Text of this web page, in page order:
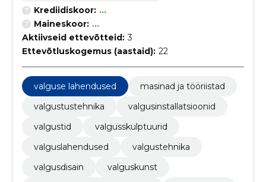
Krediidiskoor: ...
Maineskoor: ...
Aktiivseid ettevõtteid: 3
Ettevõtluskogemus (aastaid): 22
valguse lahendused
masinad ja tööriistad
valgustustehnika
valgusinstallatsioonid
valgustid
valgusskulptuurid
valguslahendused
valgustehnika
valgusdisain
valguskunst